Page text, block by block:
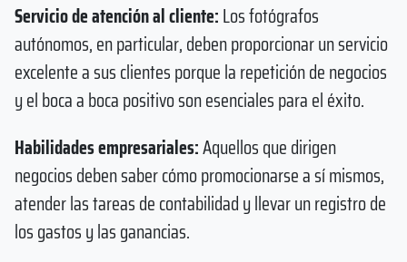
Servicio de atención al cliente:Los fotógrafos
autónomos, en particular, deben proporcionar un servicio
excelente a sus clientes porque la repetición de negocios
y el boca a boca positivo son esenciales para el éxito.
Habilidades empresariales:Aquellos que dirigen
negocios deben saber cómo promocionarse a sí mismos,
atender las tareas de contabilidad y llevar un registro de
los gastos y las ganancias.